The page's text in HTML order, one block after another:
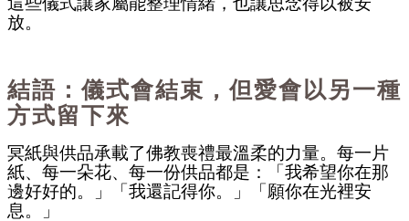
放。
結語：儀式會結束，但愛會以另一種
方式留下來
冥紙與供品承載了佛教喪禮最溫柔的力量。每一片
紙、每一朵花、每一份供品都是：「我希望你在那
邊好好的。」「我還記得你。」「願你在光裡安
息。」